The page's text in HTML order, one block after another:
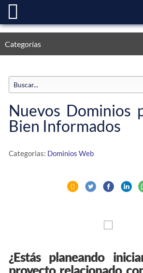
Categorías
Nuevos Dominios
Bien Informados
Categorias: Dominios Web
¿Estás planeando